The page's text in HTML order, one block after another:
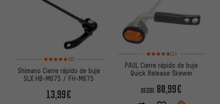
Valoración media: 5 de 5 basada en 2 reseñas
(2)
Shimano Cierre rápido de buje
SLX HB-M675 / FH-M675
13,99€
Valoración media: 5 de 5
(1)
PAUL Cierre rápido de buje
Quick Release Skewer
DESDE 80,99€